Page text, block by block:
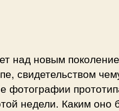
над новым
свидетельством
фотографии
недели. Каким оно